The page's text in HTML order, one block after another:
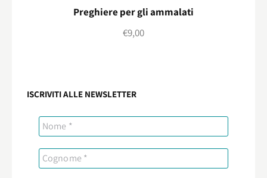
Preghiere per gli ammalati
€9,00
ISCRIVITI ALLE NEWSLETTER